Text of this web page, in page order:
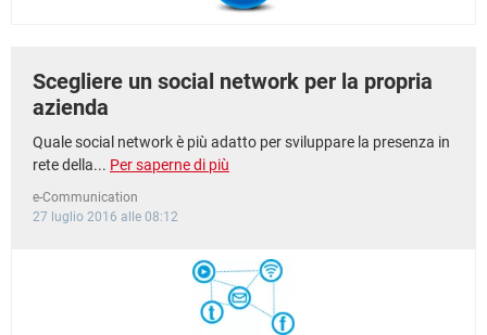
Scegliere un social network per la propria
azienda
Quale social network è più adatto per sviluppare la presenza in
rete della... Per saperne di più
e-Communication
27 luglio 2016 alle 08:12